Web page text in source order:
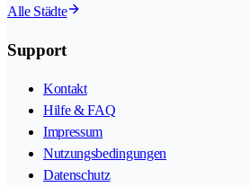
Alle Städte
Support
Kontakt
Hilfe & FAQ
Impressum
Nutzungsbedingungen
Datenschutz